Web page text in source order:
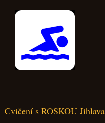
Cvičení s ROSKOU Jihlava